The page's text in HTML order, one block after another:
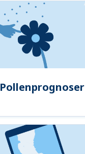
Pollenprognoser